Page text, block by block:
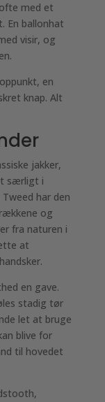
med et
En ballonhat
visir, og
en
knap. Alt
jakker,
særligt i
har den
og
fra naturen i
at
en gave.
stadig tør
let at bruge
blive for
til hovedet